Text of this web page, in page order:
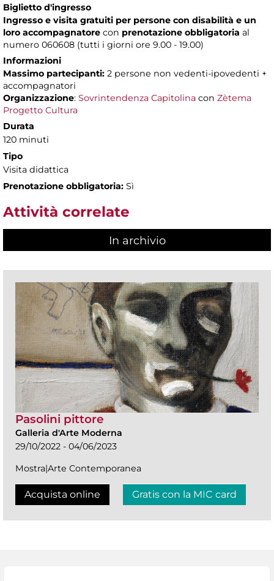
Biglietto d'ingresso
Ingresso e visita gratuiti per persone con disabilità e un
loro accompagnatore con prenotazione obbligatoria al
numero 060608 (tutti i giorni ore 9.00 - 19.00)
Informazioni
Massimo partecipanti: 2 persone non vedenti-ipovedenti +
accompagnatori
Organizzazione: Sovrintendenza Capitolina con Zètema
Progetto Cultura
Durata
120 minuti
Tipo
Visita didattica
Prenotazione obbligatoria: Sì
Attività correlate
In archivio
Pasolini pittore
Galleria d'Arte Moderna
29/10/2022 - 04/06/2023
Mostra|Arte Contemporanea
Acquista online Gratis con la MIC card